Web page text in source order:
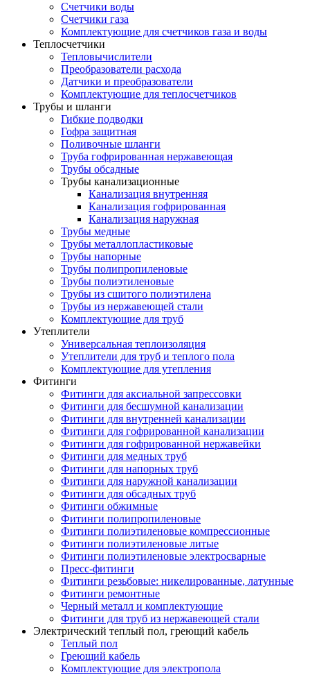
Счетчики воды
Счетчики газа
Комплектующие для счетчиков газа и воды
Теплосчетчики
Тепловычислители
Преобразователи расхода
Датчики и преобразователи
Комплектующие для теплосчетчиков
Трубы и шланги
Гибкие подводки
Гофра защитная
Поливочные шланги
Труба гофрированная нержавеющая
Трубы обсадные
Трубы канализационные
Канализация внутренняя
Канализация гофрированная
Канализация наружная
Трубы медные
Трубы металлопластиковые
Трубы напорные
Трубы полипропиленовые
Трубы полиэтиленовые
Трубы из сшитого полиэтилена
Трубы из нержавеющей стали
Комплектующие для труб
Утеплители
Универсальная теплоизоляция
Утеплители для труб и теплого пола
Комплектующие для утепления
Фитинги
Фитинги для аксиальной запрессовки
Фитинги для бесшумной канализации
Фитинги для внутренней канализации
Фитинги для гофрированной канализации
Фитинги для гофрированной нержавейки
Фитинги для медных труб
Фитинги для напорных труб
Фитинги для наружной канализации
Фитинги для обсадных труб
Фитинги обжимные
Фитинги полипропиленовые
Фитинги полиэтиленовые компрессионные
Фитинги полиэтиленовые литые
Фитинги полиэтиленовые электросварные
Пресс-фитинги
Фитинги резьбовые: никелированные, латунные
Фитинги ремонтные
Черный металл и комплектующие
Фитинги для труб из нержавеющей стали
Электрический теплый пол, греющий кабель
Теплый пол
Греющий кабель
Комплектующие для электропола